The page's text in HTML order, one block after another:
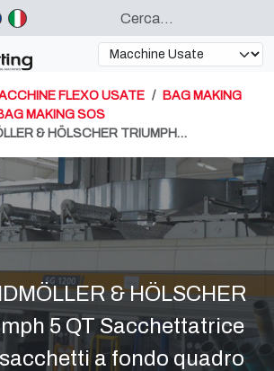
FLEXO USATE
BAG MAKING
MAKING SOS
& HÖLSCHER TRIUMPH…
& HÖLSCHER
5 QT Sacchettatrice
a fondo quadro